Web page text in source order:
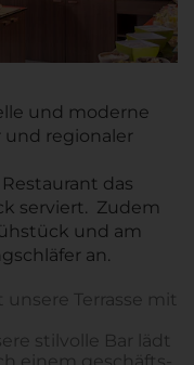
und moderne
regionaler
das
serviert. Zudem
und am
an.
Terrasse mit
stilvolle Bar lädt